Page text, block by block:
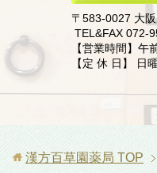
〒583-0027 大
TEL&FAX 072-
【営業時間】午
【定 休 日】 日
漢方百草園薬局 TOP